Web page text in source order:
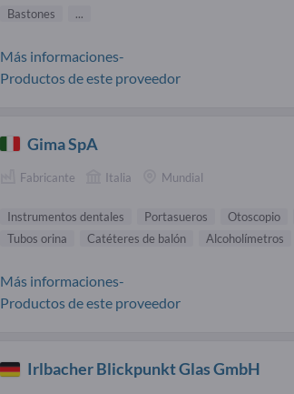
Bastones
...
Más informaciones-
Productos de este proveedor
Gima SpA
Fabricante Italia Mundial
Instrumentos dentales Portasueros Otoscopio
Tubos orina
Catéteres de balón Alcoholímetros
Más informaciones-
Productos de este proveedor
Irlbacher Blickpunkt Glas GmbH